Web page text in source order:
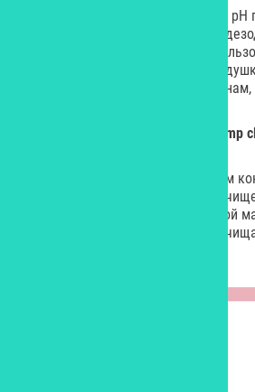
Он постепенно активируется при
пахнущие вещества. Например,
подойдет для ежедневного
ненавязчивая универсальная
поэтому он подойдет как
Молочко для очищения лица hemp
Молочко на мягких ПАВ с маслом
cosmetics) предназначено для
макияжа. Новинка удаляет любой
для области глаз. Она глубоко